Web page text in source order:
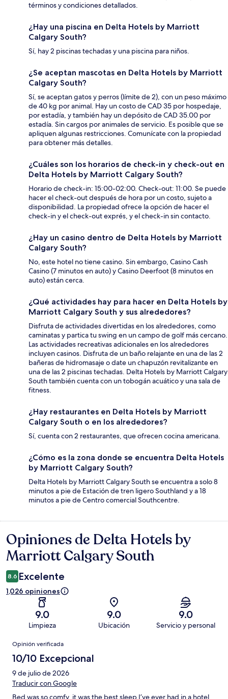
términos y condiciones detallados.
¿Hay una piscina en Delta Hotels by Marriott
Calgary South?
Sí, hay 2 piscinas techadas y una piscina para niños.
¿Se aceptan mascotas en Delta Hotels by Marriott
Calgary South?
Sí, se aceptan gatos y perros (límite de 2), con un peso máximo
de 40 kg por animal. Hay un costo de CAD 35 por hospedaje,
por estadía, y también hay un depósito de CAD 35.00 por
estadía. Sin cargos por animales de servicio. Es posible que se
apliquen algunas restricciones. Comunícate con la propiedad
para obtener más detalles.
¿Cuáles son los horarios de check-in y check-out en
Delta Hotels by Marriott Calgary South?
Horario de check-in: 15:00-02:00. Check-out: 11:00. Se puede
hacer el check-out después de hora por un costo, sujeto a
disponibilidad. La propiedad ofrece la opción de hacer el
check-in y el check-out exprés, y el check-in sin contacto.
¿Hay un casino dentro de Delta Hotels by Marriott
Calgary South?
No, este hotel no tiene casino. Sin embargo, Casino Cash
Casino (7 minutos en auto) y Casino Deerfoot (8 minutos en
auto) están cerca.
¿Qué actividades hay para hacer en Delta Hotels by
Marriott Calgary South y sus alrededores?
Disfruta de actividades divertidas en los alrededores, como
caminatas y partica tu swing en un campo de golf más cercano.
Las actividades recreativas adicionales en los alrededores
incluyen casinos. Disfruta de un baño relajante en una de las 2
bañeras de hidromasaje o date un chapuzón revitalizante en
una de las 2 piscinas techadas. Delta Hotels by Marriott Calgary
South también cuenta con un tobogán acuático y una sala de
fitness.
¿Hay restaurantes en Delta Hotels by Marriott
Calgary South o en los alrededores?
Sí, cuenta con 2 restaurantes, que ofrecen cocina americana.
¿Cómo es la zona donde se encuentra Delta Hotels
by Marriott Calgary South?
Delta Hotels by Marriott Calgary South se encuentra a solo 8
minutos a pie de Estación de tren ligero Southland y a 18
minutos a pie de Centro comercial Southcentre.
Opiniones
Opiniones de Delta Hotels by
Marriott Calgary South
8.6 Excelente
1,026 opiniones
9.0
Limpieza
9.0
Ubicación
9.0
Servicio y personal
Opiniones
Opinión verificada
10/10 Excepcional
9 de julio de 2026
Traducir con Google
Bed was so comfy, it was the best sleep I’ve ever had in a hotel.